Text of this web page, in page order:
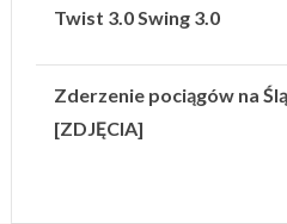
Twist 3.0 Swing 3.0
Zderzenie pociągów na
[ZDJĘCIA]